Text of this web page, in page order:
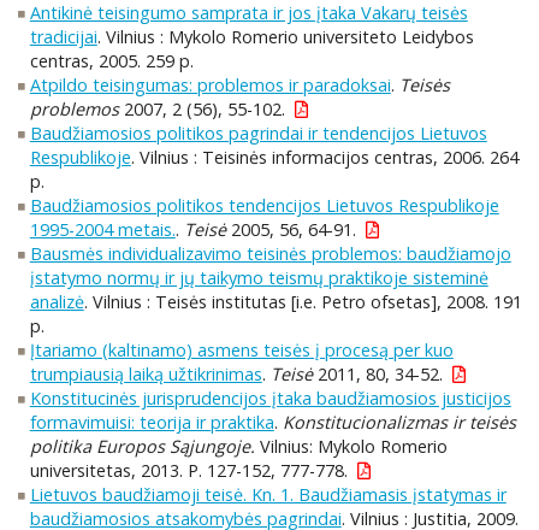
Antikinė teisingumo samprata ir jos įtaka Vakarų teisės
tradicijai. Vilnius : Mykolo Romerio universiteto Leidybos
centras, 2005. 259 p.
Atpildo teisingumas: problemos ir paradoksai. Teisės
problemos2007, 2 (56), 55-102.
Baudžiamosios politikos pagrindai ir tendencijos Lietuvos
Respublikoje. Vilnius : Teisinės informacijos centras, 2006. 264
p.
Baudžiamosios politikos tendencijos Lietuvos Respublikoje
1995-2004 metais.. Teisė2005, 56, 64-91.
Bausmės individualizavimo teisinės problemos: baudžiamojo
įstatymo normų ir jų taikymo teismų praktikoje sisteminė
analizė. Vilnius : Teisės institutas [i.e. Petro ofsetas], 2008. 191
p.
Įtariamo (kaltinamo) asmens teisės į procesą per kuo
trumpiausią laiką užtikrinimas. Teisė2011, 80, 34-52.
Konstitucinės jurisprudencijos įtaka baudžiamosios justicijos
formavimuisi: teorija ir praktika. Konstitucionalizmas ir teisės
politika Europos Sąjungoje. Vilnius: Mykolo Romerio
universitetas, 2013. P. 127-152, 777-778.
Lietuvos baudžiamoji teisė. Kn. 1. Baudžiamasis įstatymas ir
baudžiamosios atsakomybės pagrindai. Vilnius : Justitia, 2009.